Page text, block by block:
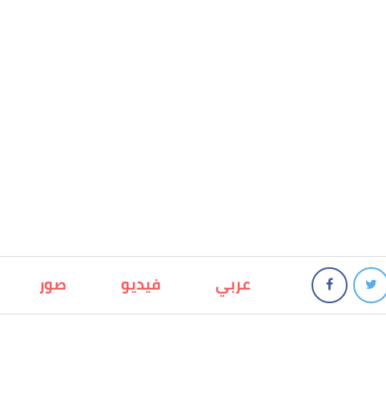
صور فيديو عربي